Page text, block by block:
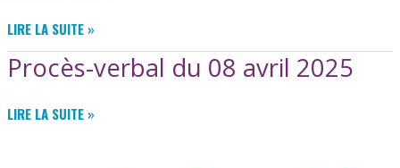
FREDON
LIRE LA SUITE »
Procès-verbal du 08 avril 2025
PROCÈS-
LIRE LA SUITE »